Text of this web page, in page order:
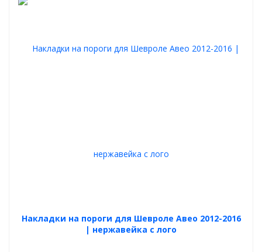
Накладки на пороги для Шевроле Авео 2012-2016
| нержавейка с лого